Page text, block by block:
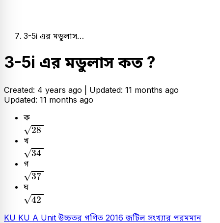
3-5i এর মডুলাস…
3-5i এর মডুলাস কত ?
Created: 4 years ago | Updated: 11 months ago
Updated: 11 months ago
ক
√28
28
খ
√34
34
গ
√37
37
ঘ
√42
42
KU KU A Unitউচ্চতর গণিত 2016জটিল সংখ্যার পরমমান